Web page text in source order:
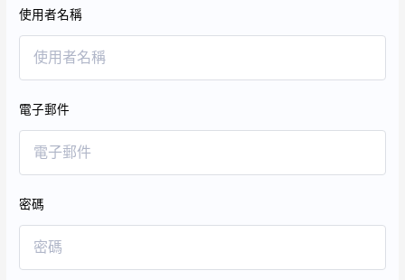
使用者名稱
電子郵件
密碼